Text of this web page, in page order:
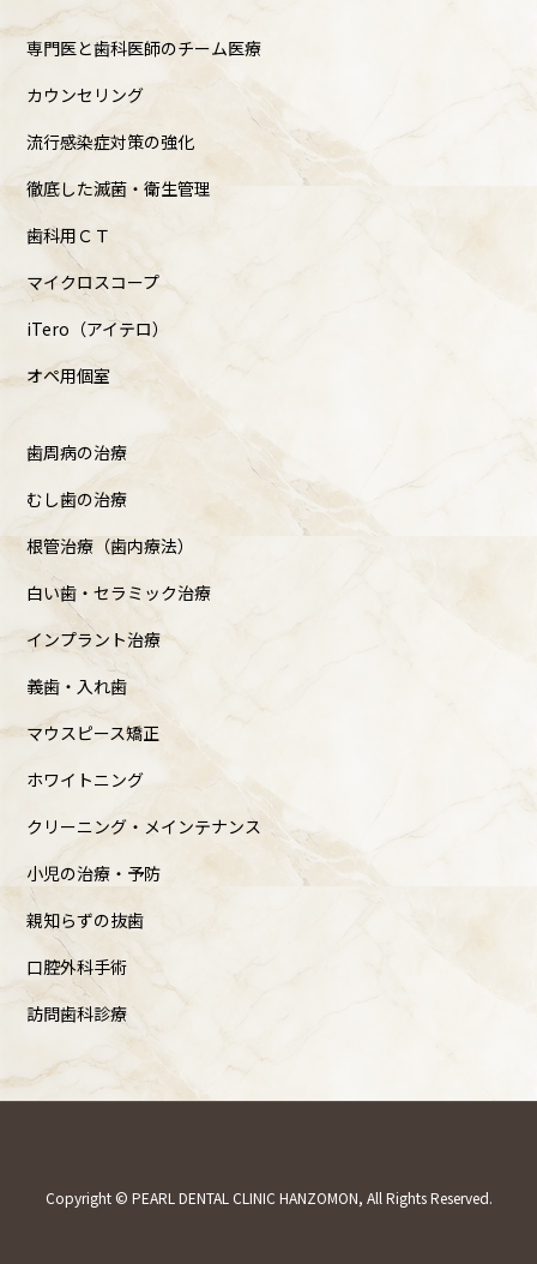
専門医と歯科医師のチーム医療
カウンセリング
流行感染症対策の強化
徹底した滅菌・衛生管理
歯科用ＣＴ
マイクロスコープ
iTero（アイテロ）
オペ用個室
歯周病の治療
むし歯の治療
根管治療（歯内療法）
白い歯・セラミック治療
インプラント治療
義歯・入れ歯
マウスピース矯正
ホワイトニング
クリーニング・メインテナンス
小児の治療・予防
親知らずの抜歯
口腔外科手術
訪問歯科診療
Copyright © PEARL DENTAL CLINIC HANZOMON, All Rights Reserved.